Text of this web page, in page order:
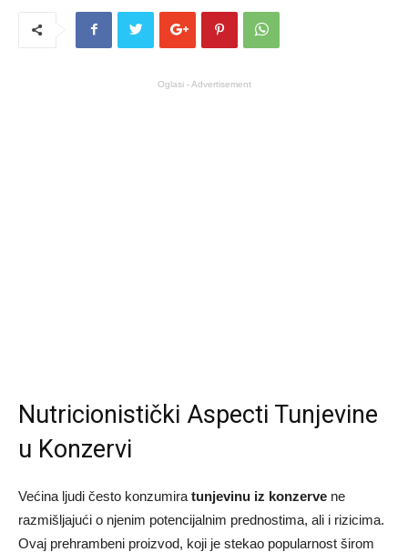
Oglasi - Advertisement
Nutricionistički Aspecti Tunjevine
u Konzervi
Većina ljudi često konzumira tunjevinu iz konzerve ne
razmišljajući o njenim potencijalnim prednostima, ali i rizicima.
Ovaj prehrambeni proizvod, koji je stekao popularnost širom